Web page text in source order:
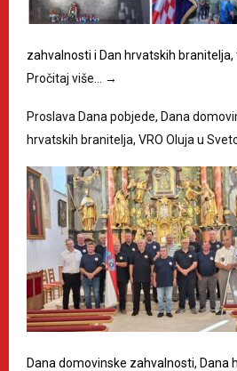
zahvalnosti i Dan hrvatskih branitelja,
Pročitaj više…
→
Proslava Dana pobjede, Dana
hrvatskih branitelja, VRO Oluja u
Dana domovinske zahvalnosti, Dana